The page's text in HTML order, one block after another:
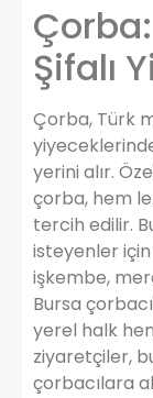
Şifalı
Çorba, Türk
yerini alır.
çorba, hem
tercih edilir.
isteyenler
işkembe,
Bursa
yerel halk
ziyaretçiler,
çorbacılara